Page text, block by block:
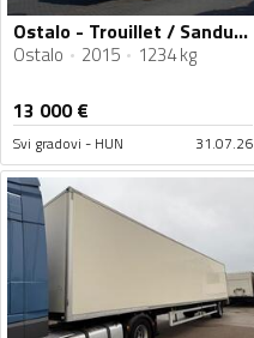
Ostalo - Trouillet / Sandučasta Poluprikolica / IMP-4651
Ostalo 2015 1234 kg
13 000€
Svi gradovi - HUN 31.07.26